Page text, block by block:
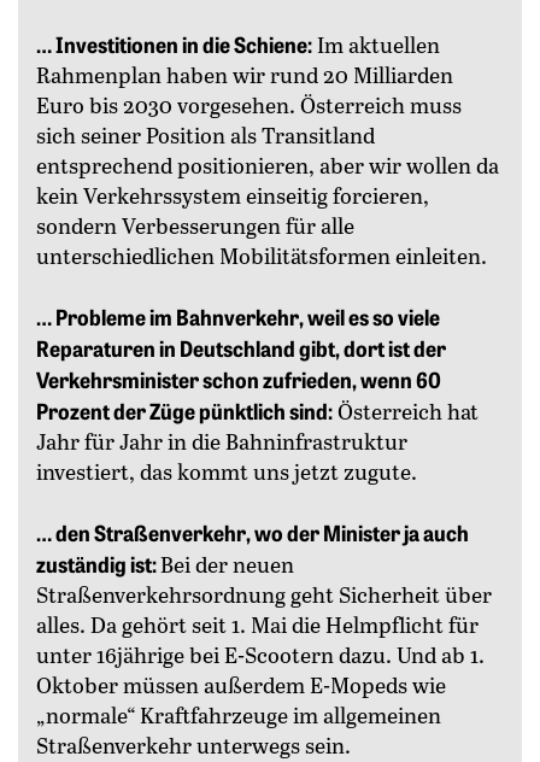
… Investitionen in die Schiene:Im aktuellen
Rahmenplan haben wir rund 20 Milliarden
Euro bis 2030 vorgesehen. Österreich muss
sich seiner Position als Transitland
entsprechend positionieren, aber wir wollen da
kein Verkehrssystem einseitig forcieren,
sondern Verbesserungen für alle
unterschiedlichen Mobilitätsformen einleiten.
… Probleme im Bahnverkehr, weil es so viele
Reparaturen in Deutschland gibt, dort ist der
Verkehrsminister schon zufrieden, wenn 60
Prozent der Züge pünktlich sind:Österreich hat
Jahr für Jahr in die Bahninfrastruktur
investiert, das kommt uns jetzt zugute.
… den Straßenverkehr, wo der Minister ja auch
zuständig ist:Bei der neuen
Straßenverkehrsordnung geht Sicherheit über
alles. Da gehört seit 1. Mai die Helmpflicht für
unter 16jährige bei E-Scootern dazu. Und ab 1.
Oktober müssen außerdem E-Mopeds wie
„normale“ Kraftfahrzeuge im allgemeinen
Straßenverkehr unterwegs sein.